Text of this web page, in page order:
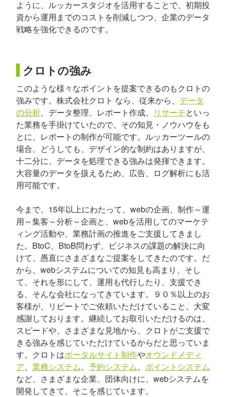
ように、ルッカースタジオを活用することで、初期投
資から運用までのコストを削減しつつ、企業のデータ
戦略を強化できるのです。
クロトの強み
このような様々なポイントを提案できるのもクロトの
強みです。株式会社クロト なら、従来から、 データ
の分析、データ整理、レポート作成、 リサーチといっ
た業務を手掛けていたので、その知見・ノウハウをも
とに、レポートの制作が可能です。ルッカーツールの
場合、どうしても、デザイン的な制約はありますが、
十二分に、データを処理できる強みは発揮できます。
大容量のデータを扱えるため、広告、ログ解析にも活
用可能です。
今まで、15年以上にわたって、webの企画、制作～運
用～集客～分析～企画と、webを活用してのマーケテ
ィング活動や、業務計画の推進をご支援してきまし
た。BtoC、BtoB問わず、ビジネスの課題の解決に向
けて、愚直にさまざまなご提案をしてきたのです。だ
から、webシステムについての知見も高まり、そし
て、それを形にして、運用も代行したり、支援でき
る、そんな会社になってきています。９０％以上のお
客様が、リピートでご依頼いただけていること、大変
感謝しております。継続してお取引いただけるのは、
スピードや、さまざまな見地から、クロトがご支援で
きる強みを感じていただけているからだと思っていま
す。クロトはポータルサイト制作やオウンドメディ
ア、 業務システム、 予約システム、 ポイントシステム
など、さまざまな企業、団体向けに、webシステムを
開発してきて、そこを感じています。